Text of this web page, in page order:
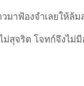
มาฟ้องจำเลยให้ล้ม
ม่สุจริต โจทก์จึงไม่